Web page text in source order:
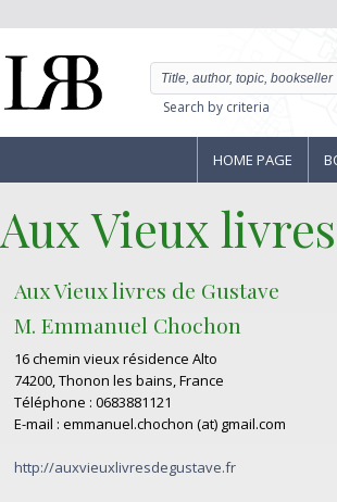
Search by criteria
HOME PAGE
Aux Vieux
Aux Vieux livres de Gustave
M. Emmanuel Chochon
16 chemin vieux résidence Alto
74200, Thonon les bains, France
Téléphone : 0683881121
E-mail : emmanuel.chochon (at) gmail.com
http://auxvieuxlivresdegustave.fr